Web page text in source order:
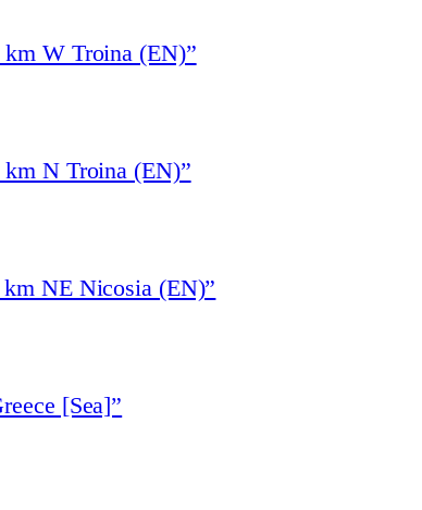
W Troina (EN)”
N Troina (EN)”
NE Nicosia (EN)”
[Sea]”